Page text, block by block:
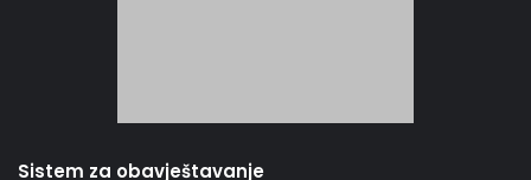
Sistem za obavještavanje